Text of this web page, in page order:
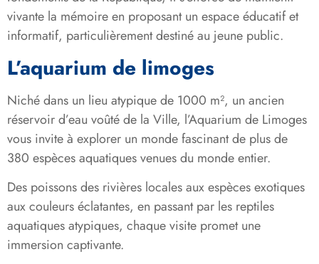
vivante la mémoire en proposant un espace éducatif et
informatif, particulièrement destiné au jeune public.
L’aquarium de limoges
Niché dans un lieu atypique de 1000 m², un ancien
réservoir d’eau voûté de la Ville, l’Aquarium de Limoges
vous invite à explorer un monde fascinant de plus de
380 espèces aquatiques venues du monde entier.
Des poissons des rivières locales aux espèces exotiques
aux couleurs éclatantes, en passant par les reptiles
aquatiques atypiques, chaque visite promet une
immersion captivante.